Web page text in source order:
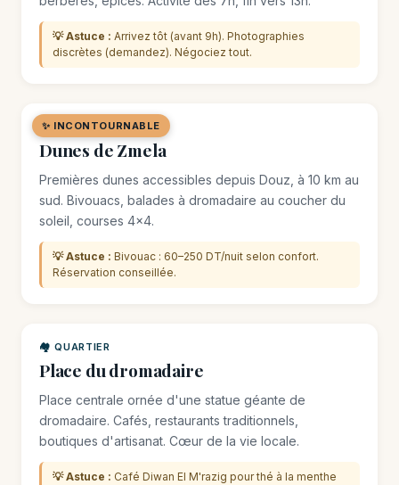
💡 Astuce : Arrivez tôt (avant 9h). Photographies
discrètes (demandez). Négociez tout.
✨ INCONTOURNABLE
🌿 SITE NATUREL
Dunes de Zmela
Premières dunes accessibles depuis Douz, à 10 km au
sud. Bivouacs, balades à dromadaire au coucher du
soleil, courses 4×4.
💡 Astuce : Bivouac : 60–250 DT/nuit selon confort.
Réservation conseillée.
🏘️ QUARTIER
Place du dromadaire
Place centrale ornée d'une statue géante de
dromadaire. Cafés, restaurants traditionnels,
boutiques d'artisanat. Cœur de la vie locale.
💡 Astuce : Café Diwan El M'razig pour thé à la menthe